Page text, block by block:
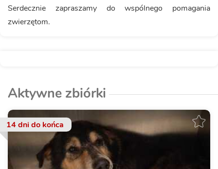
Serdecznie zapraszamy do wspólnego pomagania
zwierzętom.
Aktywne zbiórki
14 dnido końca